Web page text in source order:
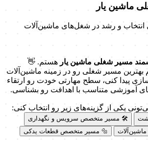
ماشین یار
انتخاب و رشد در شغل‌های ماشین‌آلات
مسیر شغلی ماشین یار هستم. 👋
مسیر شغلی رو در زمینه ماشین‌آلات
پیدا کنی، سطح مهارتی خودت رو ارتقاء
آموزشی متناسب با اهدافت رو بشناسی.
یکی از گزینه‌های زیر رو انتخاب کنی:
🛠️ مسیر متخصص سرویس و نگهداری
🔩 مسیر متخصص قطعات یدکی